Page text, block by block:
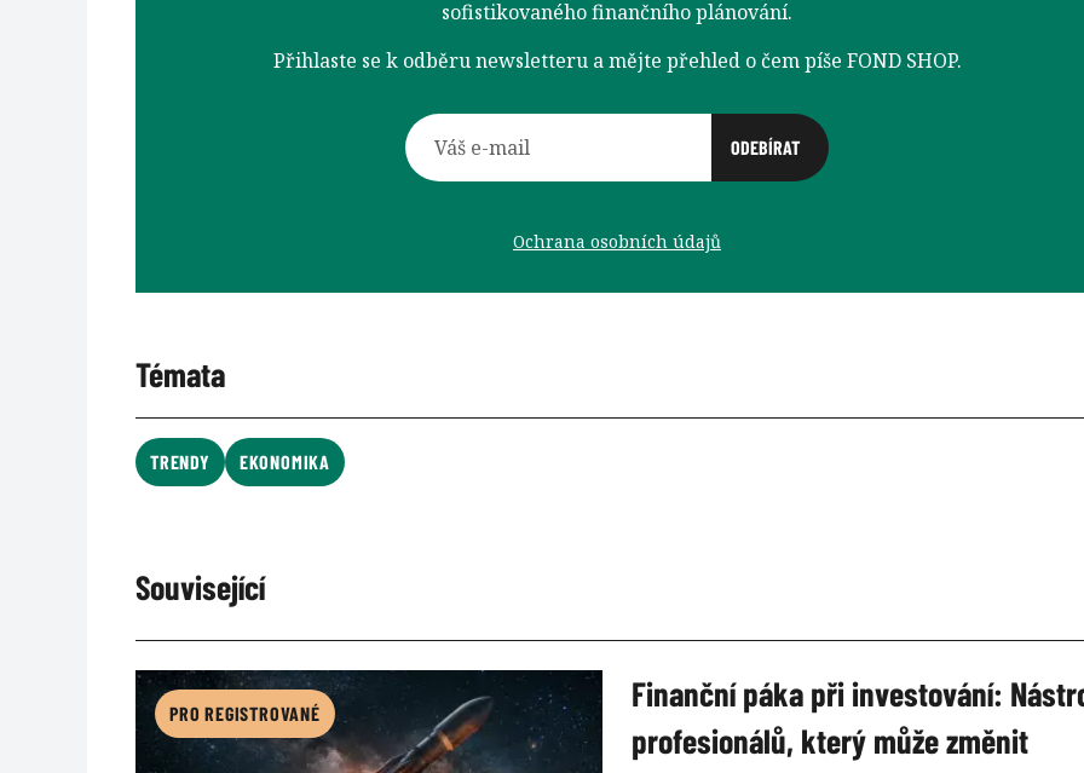
sofistikovaného finančního plánování.
Přihlaste se k odběru newsletteru a mějte přehled o čem píše FOND SHOP.
Ochrana osobních údajů
Témata
TRENDY EKONOMIKA
Související
PRO REGISTROVANÉ
Finanční páka při investování:
profesionálů, který může změnit